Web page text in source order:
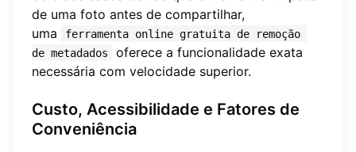
de uma foto antes de compartilhar,
uma
ferramenta online gratuita de remoção
de metadados
oferece a funcionalidade exata
necessária com velocidade superior.
Custo, Acessibilidade e Fatores de
Conveniência